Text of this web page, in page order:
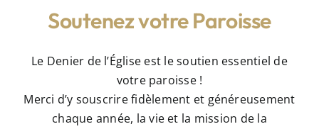
Soutenez votre Paroisse
Le Denier de l’Église est le soutien essentiel de
votre paroisse !
Merci d’y souscrire fidèlement et généreusement
chaque année, la vie et la mission de la